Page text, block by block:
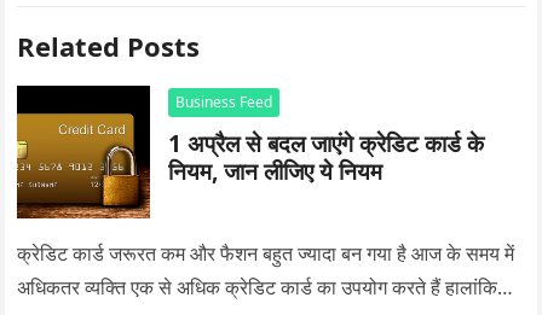
Related Posts
Business Feed
1 अप्रैल से बदल जाएंगे क्रेडिट कार्ड के
नियम, जान लीजिए ये नियम
क्रेडिट कार्ड जरूरत कम और फैशन बहुत ज्यादा बन गया है आज के समय में
अधिकतर व्यक्ति एक से अधिक क्रेडिट कार्ड का उपयोग करते हैं हालांकि…